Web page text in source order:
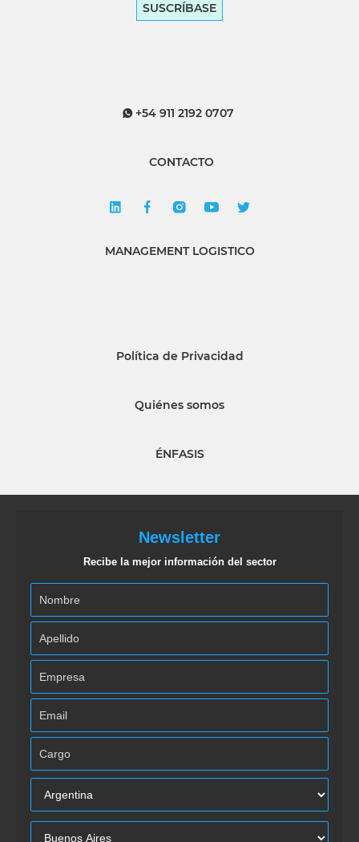
SUSCRÍBASE
+54 911 2192 0707
CONTACTO
MANAGEMENT LOGISTICO
Política de Privacidad
Quiénes somos
ÉNFASIS
Newsletter
Recibe la mejor información del sector